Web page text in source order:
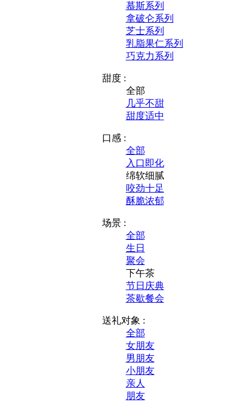
慕斯系列
拿破仑系列
芝士系列
乳脂果仁系列
巧克力系列
甜度 :
全部
几乎不甜
甜度适中
口感 :
全部
入口即化
绵软细腻
咬劲十足
酥脆浓郁
场景 :
全部
生日
聚会
下午茶
节日庆典
茶歇餐会
送礼对象 :
全部
女朋友
男朋友
小朋友
亲人
朋友